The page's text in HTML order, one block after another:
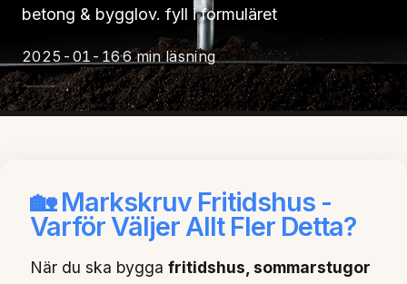
betong & bygglov. fyll i formuläret
2025-01-166 min läsning
🏡 Markskruv Fritidshus -
Varför Väljer Allt Fler Detta?
När du ska bygga fritidshus, sommarstugor